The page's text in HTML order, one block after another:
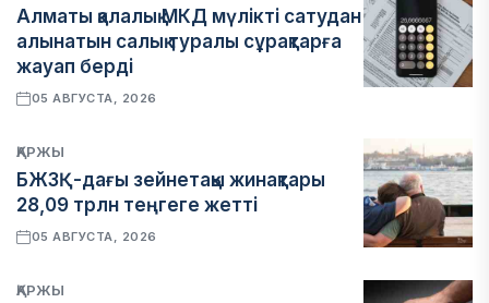
Алматы қалалық МКД мүлікті сатудан
алынатын салық туралы сұрақтарға
жауап берді
05 АВГУСТА, 2026
ҚАРЖЫ
БЖЗҚ-дағы зейнетақы жинақтары
28,09 трлн теңгеге жетті
05 АВГУСТА, 2026
ҚАРЖЫ